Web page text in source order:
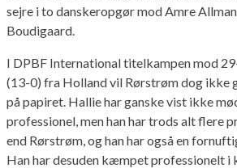
sejre i to danskeropgør mod Amre
Boudigaard.
I DPBF International titelkampen mod
(13-0) fra Holland vil Rørstrøm dog ikke
på papiret. Hallie har ganske vist ikke
professionel, men han har trods alt flere
end Rørstrøm, og han har også en
Han har desuden kæmpet professionelt i